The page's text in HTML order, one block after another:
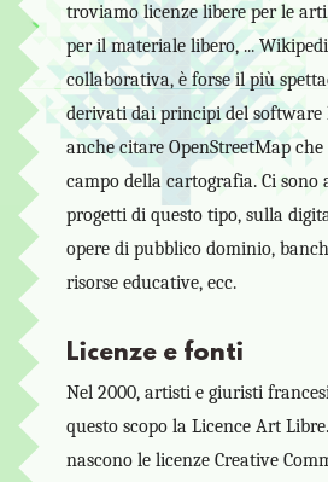
troviamo licenze libere per le
per il materiale libero, ...
collaborativa, è forse il più
derivati dai principi del software
anche citare OpenStreetMap
campo della cartografia. Ci sono
progetti di questo tipo, sulla
opere di pubblico dominio,
risorse educative, ecc.
Licenze e fonti
Nel 2000, artisti e giuristi
questo scopo la Licence Art
nascono le licenze Creative